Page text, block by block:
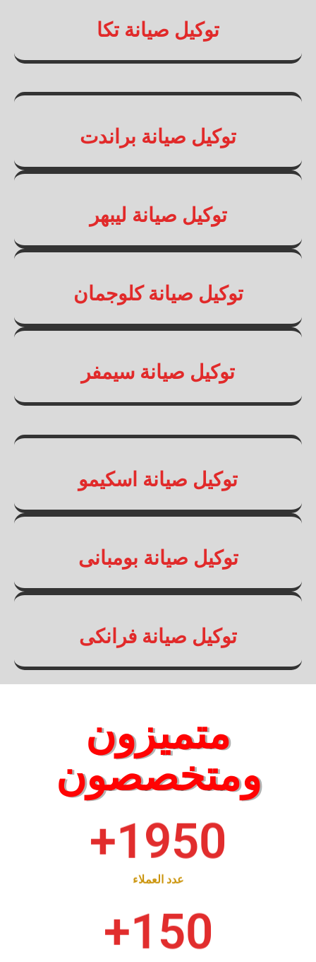
توكيل صيانة تكا
توكيل صيانة براندت
توكيل صيانة ليبهر
توكيل صيانة كلوجمان
توكيل صيانة سيمفر
توكيل صيانة اسكيمو
توكيل صيانة بومبانى
توكيل صيانة فرانكى
متميزون
ومتخصصون
عدد العملاء
1950
+
150
+